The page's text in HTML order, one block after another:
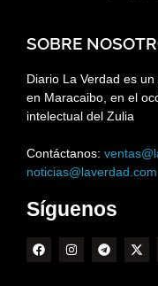
SOBRE
Diario La Verdad es
en Maracaibo, en el
intelectual del Zulia
Contáctanos:
noticias@laverdad.com
Síguenos